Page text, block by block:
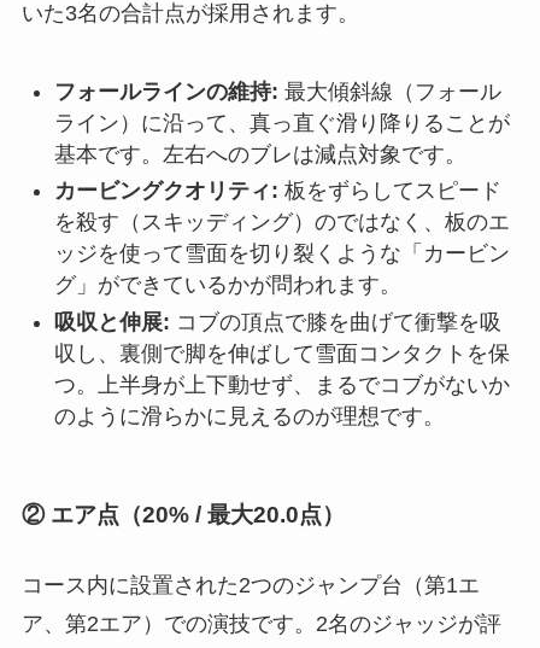
いた3名の合計点が採用されます。
フォールラインの維持: 最大傾斜線（フォール
ライン）に沿って、真っ直ぐ滑り降りることが
基本です。左右へのブレは減点対象です。
カービングクオリティ: 板をずらしてスピード
を殺す（スキッディング）のではなく、板のエ
ッジを使って雪面を切り裂くような「カービン
グ」ができているかが問われます。
吸収と伸展: コブの頂点で膝を曲げて衝撃を吸
収し、裏側で脚を伸ばして雪面コンタクトを保
つ。上半身が上下動せず、まるでコブがないか
のように滑らかに見えるのが理想です。
② エア点（20% / 最大20.0点）
コース内に設置された2つのジャンプ台（第1エ
ア、第2エア）での演技です。2名のジャッジが評